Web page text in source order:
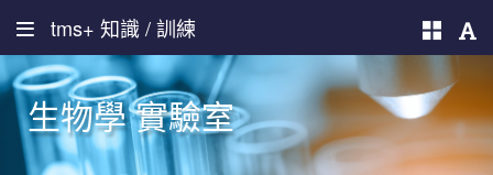
tms+ 知識 / 訓練
生物學 實驗室